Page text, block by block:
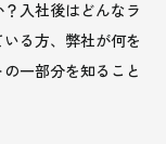
入社後はどんなラ
る方、弊社が何を
一部分を知ること